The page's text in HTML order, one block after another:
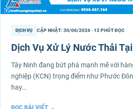
DỊCH VỤ CẬP NHẬT: 30/06/2026 · 12 PHÚT ĐỌC
Dịch Vụ Xử Lý Nước Thải
Tây Ninh đang bứt phá mạnh mẽ với
nghiệp (KCN) trọng điểm như Phước
hay…